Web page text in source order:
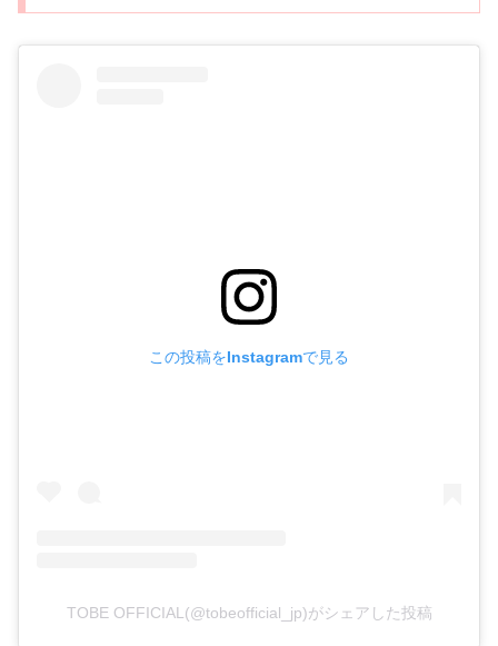
この投稿をInstagramで見る
TOBE OFFICIAL(@tobeofficial_jp)がシェアした投稿